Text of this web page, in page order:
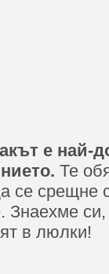
е най-
Те
се срещне
си,
в люлки!